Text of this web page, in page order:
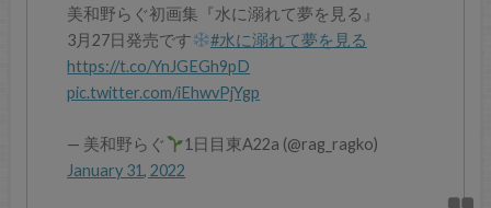
美和野らぐ初画集『水に溺れて夢を見る』
3月27日発売です
#水に溺れて夢を見る
https://t.co/YnJGEGh9pD
pic.twitter.com/iEhwvPjYgp
— 美和野らぐ
1日目東A22a (@rag_ragko)
January 31, 2022